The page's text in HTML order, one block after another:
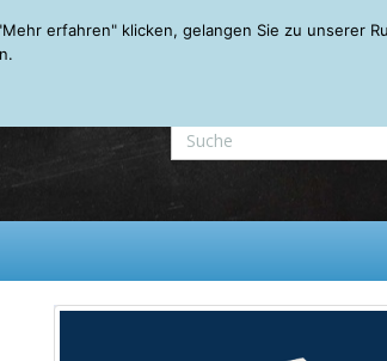
Mein Account About Autoren
erfahren" klicken, gelangen Sie zu unserer